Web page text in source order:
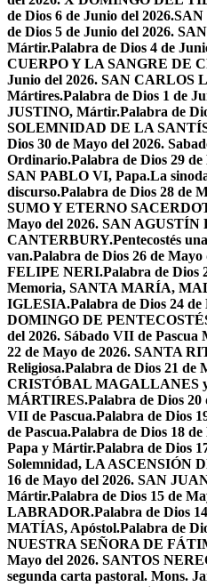
de Dios 6 de Junio del
de Dios 5 de Junio del 2026.
Mártir.Palabra de Dios 4 de
CUERPO Y LA SANGRE DE
Junio del 2026. SAN CARLOS
Mártires.Palabra de Dios 1 de
JUSTINO, Mártir.Palabra de
SOLEMNIDAD DE LA
Dios 30 de Mayo del 2026.
Ordinario.Palabra de Dios 29
SAN PABLO VI, Papa.La
discurso.Palabra de Dios 28 de
SUMO Y ETERNO
Mayo del 2026. SAN AGUSTÍN
CANTERBURY.Pentecostés
van.Palabra de Dios 26 de
FELIPE NERI.Palabra de Dios
Memoria, SANTA MARÍA,
IGLESIA.Palabra de Dios 24
DOMINGO DE
del 2026. Sábado VII de Pascua
22 de Mayo de 2026. SANTA
Religiosa.Palabra de Dios 21 de
CRISTÓBAL MAGALLANES
MÁRTIRES.Palabra de Dios 20
VII de Pascua.Palabra de Dios
de Pascua.Palabra de Dios 18
Papa y Mártir.Palabra de Dios
Solemnidad, LA ASCENSIÓN
16 de Mayo del 2026. SAN
Mártir.Palabra de Dios 15 de
LABRADOR.Palabra de Dios
MATÍAS, Apóstol.Palabra de
NUESTRA SEÑORA DE
Mayo del 2026. SANTOS
segunda carta pastoral. Mons.